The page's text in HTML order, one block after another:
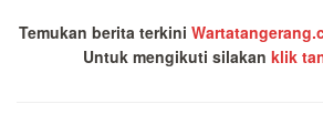
Temukan berita terkini
Untuk mengikuti silakan klik